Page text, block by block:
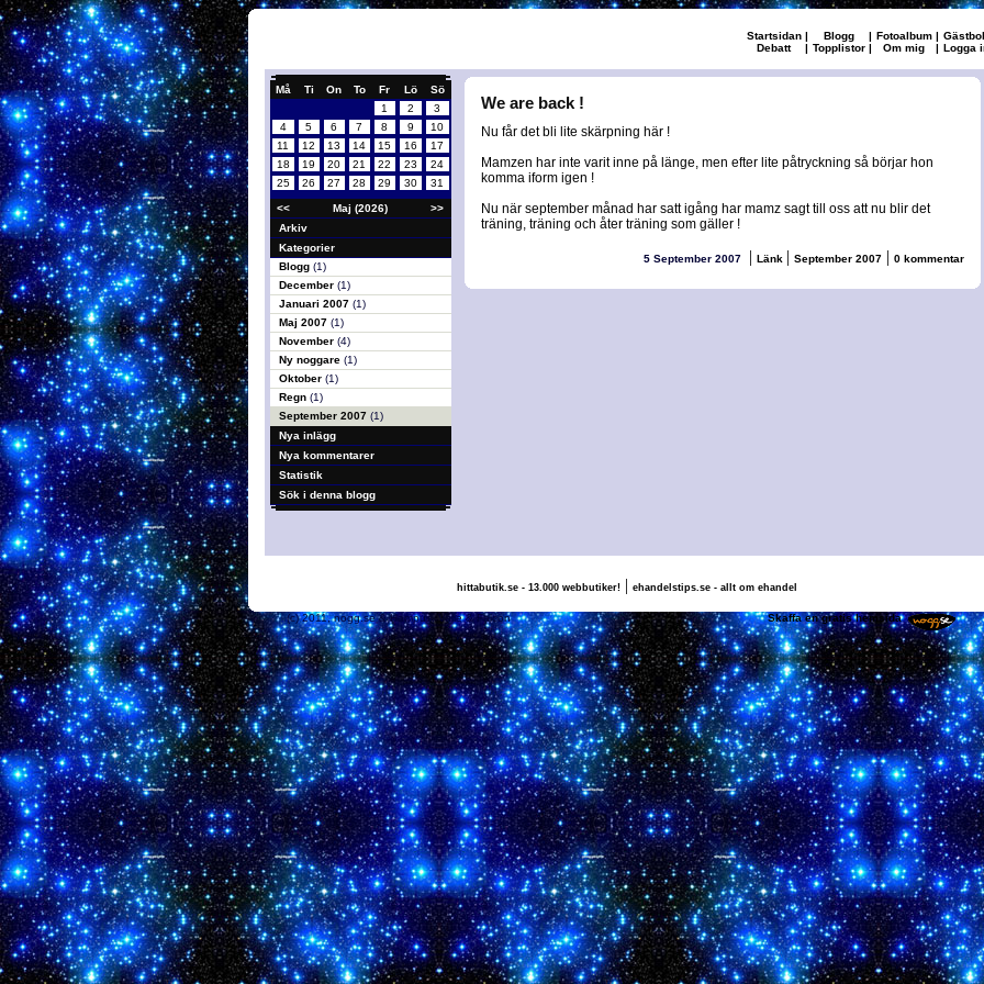
Startsidan | Blogg | Fotoalbum |
Debatt
| Topplistor | Om mig | Logga
Må Ti On To Fr Lö
Sö
1
2
3
4
5 6 7 8 9
10
11
12 13 14 15 16
17
18
19 20 21 22 23
24
25
26 27 28 29 30 31
<< Maj (2026)
>>
Arkiv
Kategorier
Blogg (1)
December (1)
Januari 2007 (1)
Maj 2007 (1)
November (4)
Ny noggare (1)
Oktober (1)
Regn (1)
September 2007 (1)
Nya inlägg
Nya kommentarer
Statistik
Sök i denna blogg
We are back !
Nu får det bli lite skärpning här !
Mamzen har inte varit inne på länge, men efter lite påtryckning så börjar hon
komma iform igen !
Nu när september månad har satt igång har mamz sagt till oss att nu blir det
träning, träning och åter träning som gäller !
5 September 2007 | Länk | September 2007 | 0 kommentar
hittabutik.se - 13.000 webbutiker!| ehandelstips.se - allt om ehandel
(c) 2011, nogg.se & Hampus, Valle & Falcon Skaffa en gratis hemsida